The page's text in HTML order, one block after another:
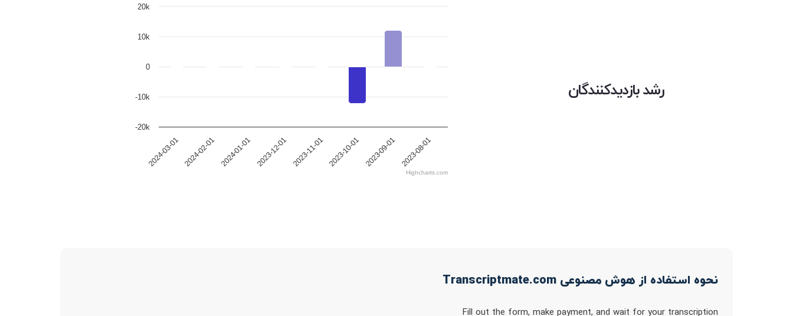
رشد بازدیدکنندگان
2024-03-01 2024-02-01 2024-01-01 2023-12-01 2023-11-01 2023-10-01 2023-09-01 2023-08-01
-20k
-10k
0
10k
20k
Highcharts.com
نحوه استفاده از هوش مصنوعی Transcriptmate.com
Fill out the form, make payment, and wait for your transcription